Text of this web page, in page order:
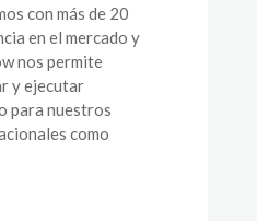
con más de 20
en el mercado y
nos permite
y ejecutar
para nuestros
como